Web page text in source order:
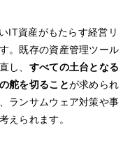
IT資産がもたらす経営リ
。既存の資産管理ツール
し、 すべての土台となる
舵を切ることが求められ
ランサムウェア対策や事
えられます。